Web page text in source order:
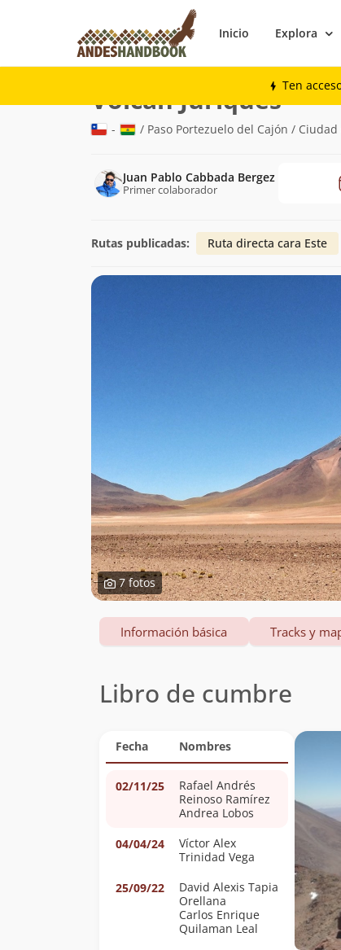
Inicio Explora
Ten
Montaña
Volcán Juriques
- / Paso Portezuelo del Cajón /
Juan Pablo Cabbada Bergez
Primer colaborador
Rutas publicadas: Ruta directa cara Este
7 fotos
Información básica Tracks y
Libro de cumbre
Fecha Nombres
02/11/25
Rafael Andrés
Reinoso Ramírez
Andrea Lobos
04/04/24
Víctor Alex
Trinidad Vega
25/09/22
David Alexis Tapia
Orellana
Carlos Enrique
Quilaman Leal